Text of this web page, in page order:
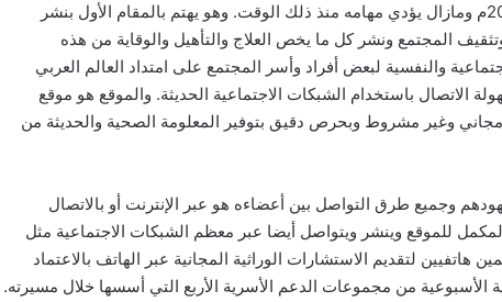
تم تأسيس موقع الوراثة الطبية في عام 1420هـ / 2000م ومازال يؤدي مهامه منذ ذلك الوقت. وهو يهتم بالمقام الأول بنشر
المجتمع ونشر كل ما يخص العلاج والتأهيل والوقاية من هذه
والنفسية لبعض أفراد وأسر المجتمع على امتداد العالم العربي
الاتصال باستخدام الشبكات الاجتماعية الحديثة. والموقع هو موقع
وغير مشروط وبحرص دقيق بتوفير المعلومة الصحية والحديثة من
وجميع طرق التواصل بين أعضاءه هو عبر الإنترنت أو بالاتصال
للموقع وينشر ويتواصل أيضا عبر معظم الشبكات الاجتماعية مثل
هاتفيين لتقديم الاستشارات الوراثية المجانية عبر الهاتف بالاعتماد
الأسبوعية من مجموعات الدعم الأسرية الأربع التي أسسها خلال مسيرته.